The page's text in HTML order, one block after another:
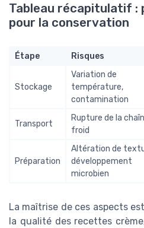
Tableau récapitulatif :
pour la conservation
Étape Risques
Stockage
Variation de
température,
contamination
Transport
Rupture de la
froid
Préparation
Altération de
développement
microbien
La maîtrise de ces aspects
la qualité des recettes crème,